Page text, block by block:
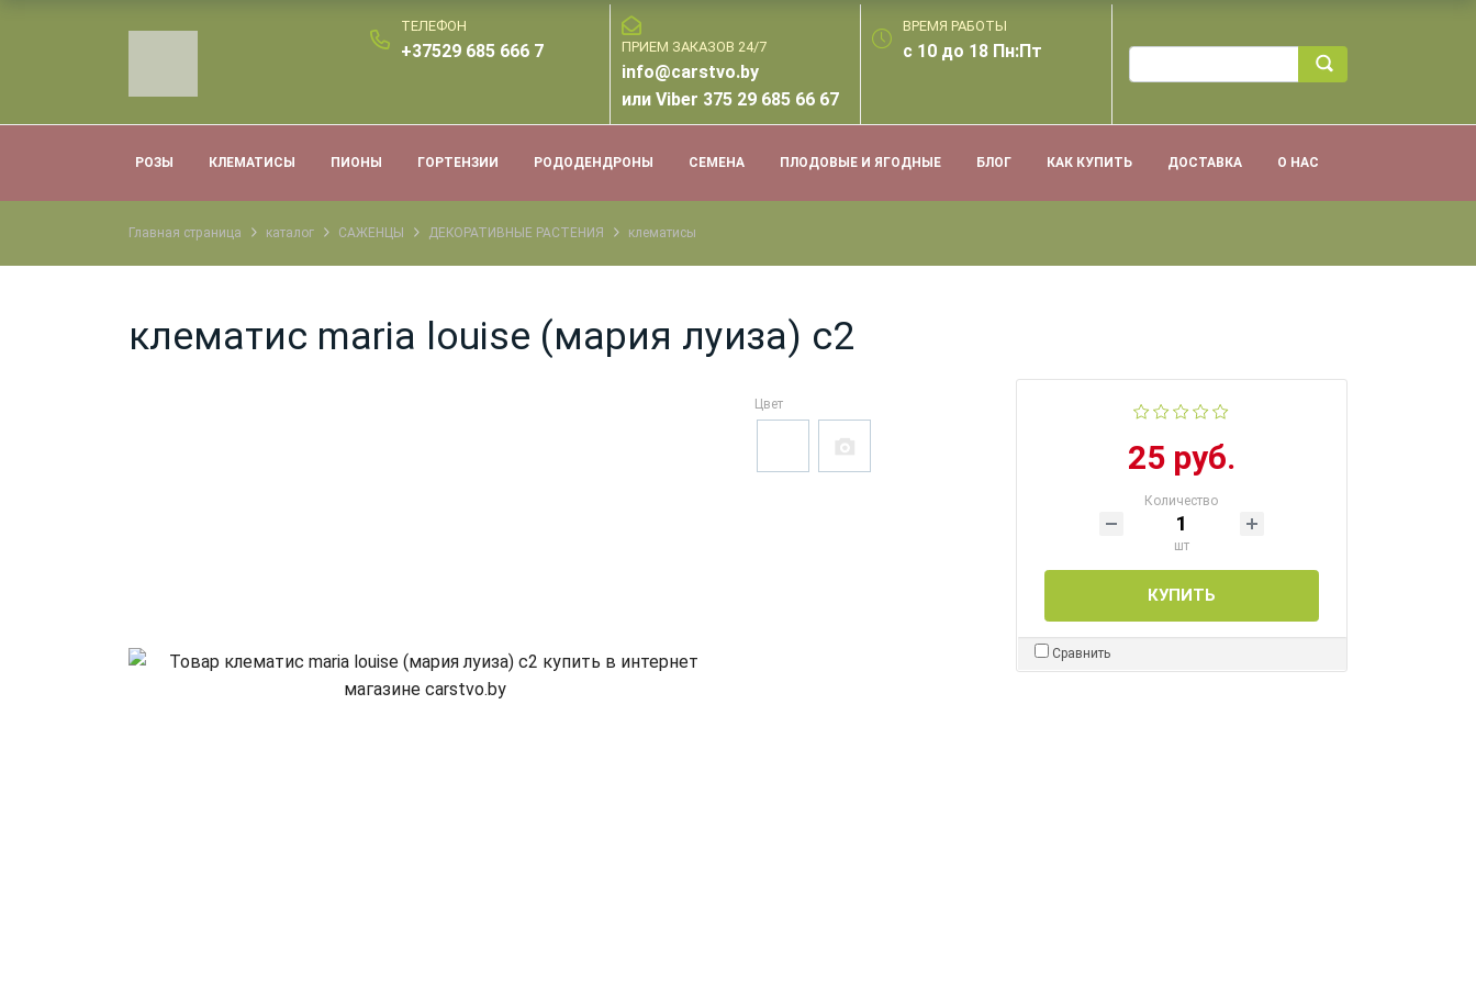
ТЕЛЕФОН
+37529 685 666 7 ПРИЕМ ЗАКАЗОВ 24/7
info@carstvo.by
или Viber 375 29 685 66 67
ВРЕМЯ РАБОТЫ
с 10 до 18 Пн:Пт
РОЗЫ КЛЕМАТИСЫ ПИОНЫ ГОРТЕНЗИИ РОДОДЕНДРОНЫ СЕМЕНА ПЛОДОВЫЕ И ЯГОДНЫЕ БЛОГ КАК КУПИТЬ ДОСТАВКА О НАС
Главная страница каталог САЖЕНЦЫ ДЕКОРАТИВНЫЕ РАСТЕНИЯ клематисы
клематис maria louise (мария луиза) с2
Цвет
25 руб.
Количество
шт
КУПИТЬ
Сравнить